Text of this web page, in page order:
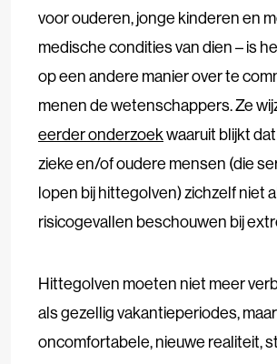
voor ouderen, jonge kinderen en
medische condities van dien – is
op een andere manier over te
menen de wetenschappers. Ze
eerder onderzoekwaaruit blijkt
zieke en/of oudere mensen (die
lopen bij hittegolven) zichzelf niet
risicogevallen beschouwen bij
Hittegolven moeten niet meer
als gezellig vakantieperiodes,
oncomfortabele, nieuwe realiteit,